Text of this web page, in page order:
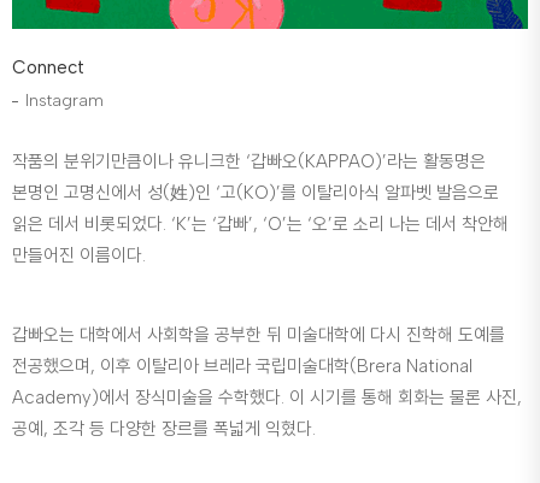
Connect
Instagram
작품의 분위기만큼이나 유니크한 ‘갑빠오(KAPPAO)’라는 활동명은
본명인 고명신에서 성(姓)인 ‘고(KO)’를 이탈리아식 알파벳 발음으로
읽은 데서 비롯되었다. ‘K’는 ‘갑빠’, ‘O’는 ‘오’로 소리 나는 데서 착안해
만들어진 이름이다.
갑빠오는 대학에서 사회학을 공부한 뒤 미술대학에 다시 진학해 도예를
전공했으며, 이후 이탈리아 브레라 국립미술대학(Brera National
Academy)에서 장식미술을 수학했다. 이 시기를 통해 회화는 물론 사진,
공예, 조각 등 다양한 장르를 폭넓게 익혔다.